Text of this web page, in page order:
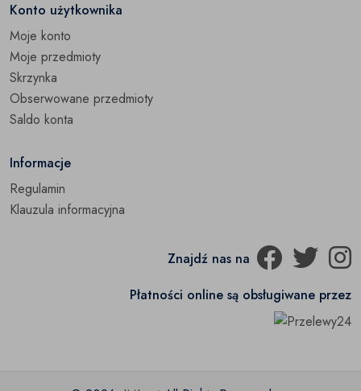
Konto użytkownika
Moje konto
Moje przedmioty
Skrzynka
Obserwowane przedmioty
Saldo konta
Informacje
Regulamin
Klauzula informacyjna
Znajdź nas na
Płatności online są obsługiwane przez